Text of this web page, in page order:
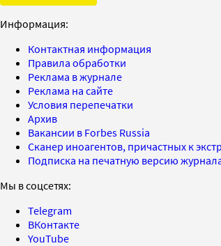
Информация:
Контактная информация
Правила обработки
Реклама в журнале
Реклама на сайте
Условия перепечатки
Архив
Вакансии в Forbes Russia
Сканер иноагентов, причастных к
Подписка на печатную версию
Мы в соцсетях:
Telegram
ВКонтакте
YouTube